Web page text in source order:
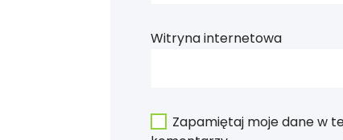
Witryna internetowa
Zapamiętaj moje dane w